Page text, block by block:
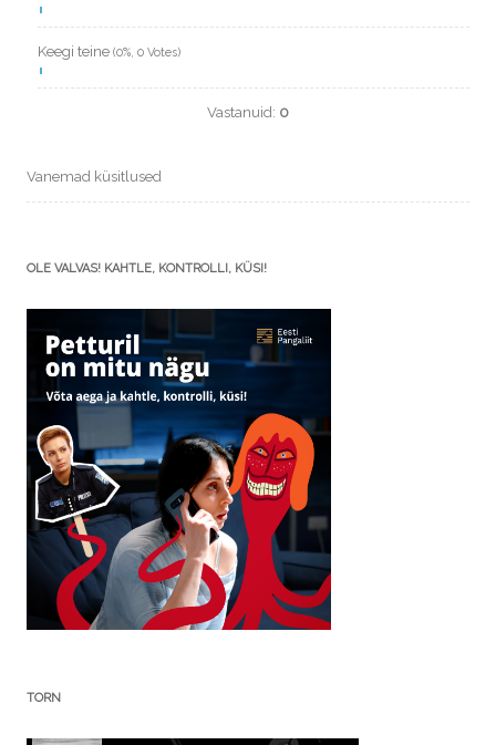
Keegi teine (0%, 0 Votes)
Vastanuid: 0
Vanemad küsitlused
OLE VALVAS! KAHTLE, KONTROLLI, KÜSI!
TORN